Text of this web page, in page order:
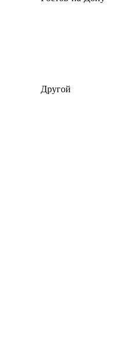
Другой